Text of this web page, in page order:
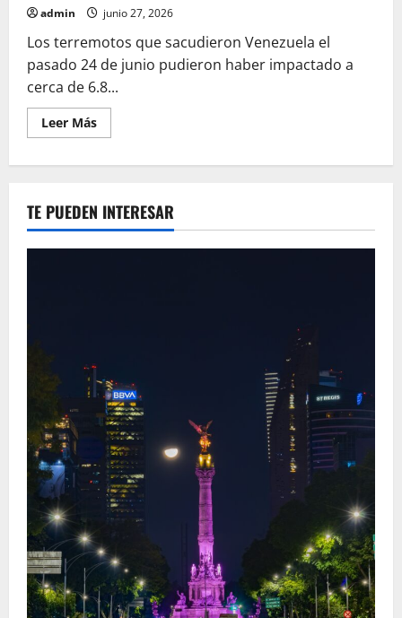
admin junio 27, 2026
Los terremotos que sacudieron Venezuela el
pasado 24 de junio pudieron haber impactado a
cerca de 6.8...
Leer MásLeer
más
tras
terremotos;
refuerzan
labores
TE PUEDEN INTERESAR